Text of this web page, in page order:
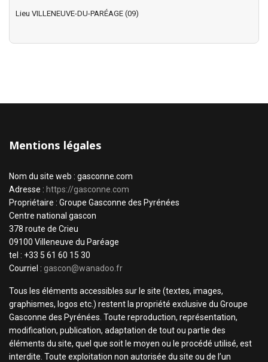
Lieu VILLENEUVE-DU-PARÉAGE (09)
Mentions légales
Nom du site web : gasconne.com
Adresse : https://gasconne.com
Propriétaire : Groupe Gasconne des Pyrénées
Centre national gascon
378 route de Crieu
09100 Villeneuve du Paréage
tel : +33 5 61 60 15 30
Courriel : gascon@wanadoo.fr
Tous les éléments accessibles sur le site (textes, images,
graphismes, logos etc.) restent la propriété exclusive du Groupe
Gasconne des Pyrénées. Toute reproduction, représentation,
modification, publication, adaptation de tout ou partie des
éléments du site, quel que soit le moyen ou le procédé utilisé, est
interdite. Toute exploitation non autorisée du site ou de l’un